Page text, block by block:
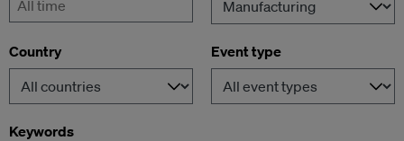
Country Event type
Keywords